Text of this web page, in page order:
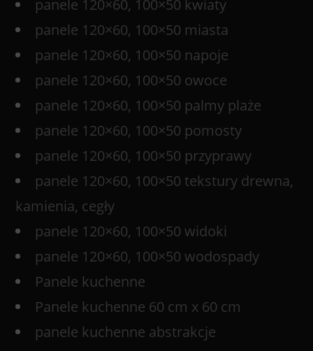
panele 120×60, 100×50 kwiaty
panele 120×60, 100×50 miasta
panele 120×60, 100×50 napoje
panele 120×60, 100×50 owoce
panele 120×60, 100×50 palmy plaże
panele 120×60, 100×50 pomosty
panele 120×60, 100×50 przyprawy
panele 120×60, 100×50 tekstury drewna,
kamienia, cegły
panele 120×60, 100×50 widoki
panele 120×60, 100×50 wodospady
Panele kuchenne
Panele kuchenne 60 cm x 60 cm
panele kuchenne abstrakcje